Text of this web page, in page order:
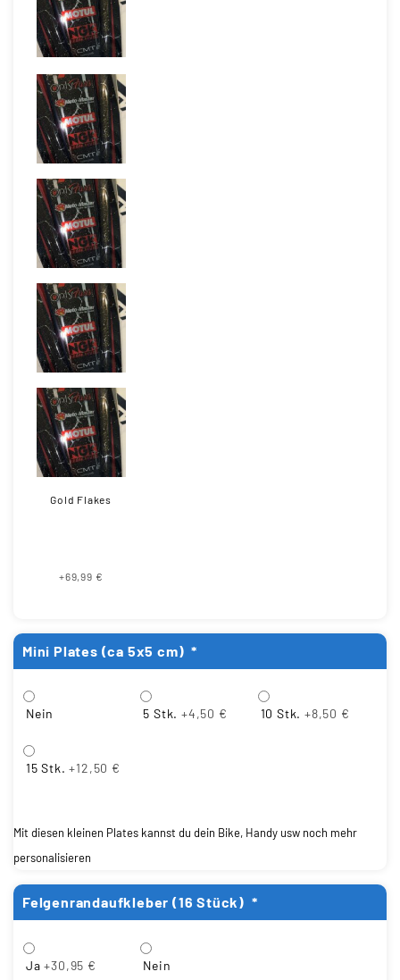
Gold Flakes
+69,99 €
Mini Plates (ca 5x5 cm) *
Nein 5 Stk. +4,50 € 10 Stk. +8,50 €
15 Stk. +12,50 €
Mit diesen kleinen Plates kannst du dein Bike, Handy usw noch mehr
personalisieren
Felgenrandaufkleber (16 Stück) *
Ja +30,95 € Nein